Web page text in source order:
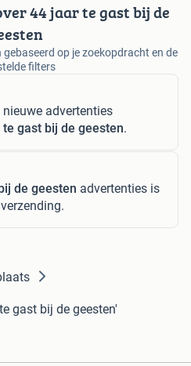
44 jaar te gast bij de
op je zoekopdracht en de
filters
nieuwe advertenties
gast bij de geesten.
de geesten advertenties is
gast bij de geesten'